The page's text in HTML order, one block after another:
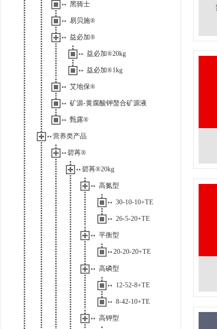
黑骑士
易贝施®
益必加®
益必加®20kg
益必加®1kg
艾地保®
矿源-黄腐酸钾螯合矿源液
甄露®
营养类产品
碧苒®
碧苒®20kg
高氮型
30-10-10+TE
26-5-20+TE
平衡型
20-20-20+TE
高磷型
12-52-8+TE
8-42-10+TE
高钾型